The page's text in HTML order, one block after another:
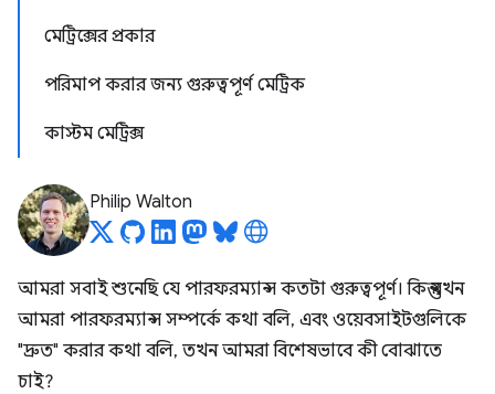
মেট্রিক্সের প্রকার
পরিমাপ করার জন্য গুরুত্বপূর্ণ মেট্রিক
কাস্টম মেট্রিক্স
Philip Walton
আমরা সবাই শুনেছি যে পারফরম্যান্স কতটা গুরুত্বপূর্ণ। কিন্তু যখন
আমরা পারফরম্যান্স সম্পর্কে কথা বলি, এবং ওয়েবসাইটগুলিকে
"দ্রুত" করার কথা বলি, তখন আমরা বিশেষভাবে কী বোঝাতে
চাই?